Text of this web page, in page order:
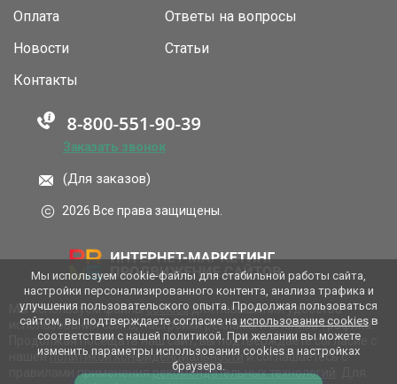
Оплата
Новости
Ответы на вопросы
Статьи
Контакты
Заказать звонок
(Для заказов)
2026 Все права защищены.
Мы используем файлыcookies для повышения удобства
использования сайта, настройки рекламы и анализа трафика.
Продолжая посещать наш сайт, вы подтверждаете согласие с
нашейполитикой конфиденциальностии соглашаетесь с
правилами применениярекомендательных технологий
Мы используем cookie-файлы для стабильной работы сайта,
настройки персонализированного контента, анализа трафика и
улучшения пользовательского опыта. Продолжая пользоваться
сайтом, вы подтверждаете согласие на использование cookiesв
соответствии с нашей политикой. При желании вы можете
изменить параметры использования cookies в настройках
браузера.